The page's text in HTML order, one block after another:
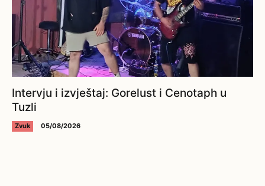
Intervju i izvještaj: Gorelust i Cenotaph u
Tuzli
Zvuk 05/08/2026